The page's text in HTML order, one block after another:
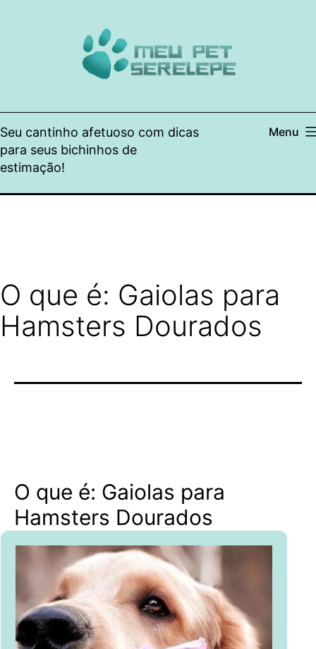
Seu cantinho afetuoso com dicas
para seus bichinhos de
estimação!
Menu
O que é: Gaiolas para
Hamsters Dourados
O que é: Gaiolas para
Hamsters Dourados